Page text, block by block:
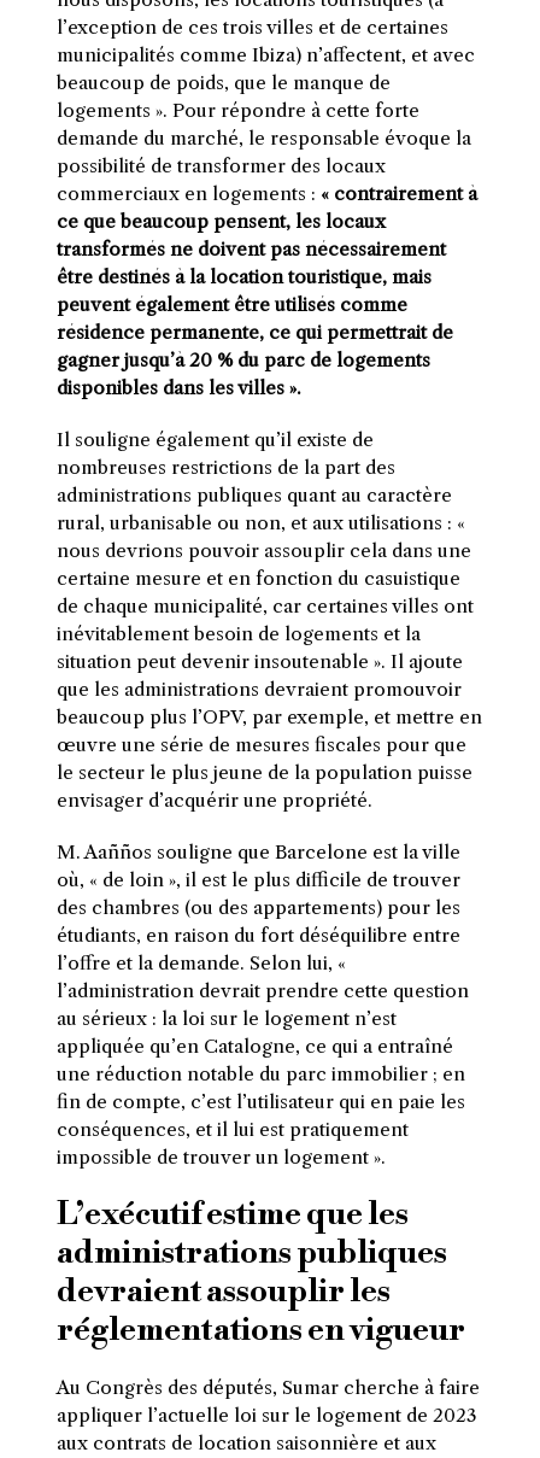
l’exception de ces trois villes et de certaines
municipalités comme Ibiza) n’affectent, et avec
beaucoup de poids, que le manque de
logements ». Pour répondre à cette forte
demande du marché, le responsable évoque la
possibilité de transformer des locaux
commerciaux en logements : « contrairement à
ce que beaucoup pensent, les locaux
transformés ne doivent pas nécessairement
être destinés à la location touristique, mais
peuvent également être utilisés comme
résidence permanente, ce qui permettrait de
gagner jusqu’à 20 % du parc de logements
disponibles dans les villes ».
Il souligne également qu’il existe de
nombreuses restrictions de la part des
administrations publiques quant au caractère
rural, urbanisable ou non, et aux utilisations : «
nous devrions pouvoir assouplir cela dans une
certaine mesure et en fonction du casuistique
de chaque municipalité, car certaines villes ont
inévitablement besoin de logements et la
situation peut devenir insoutenable ». Il ajoute
que les administrations devraient promouvoir
beaucoup plus l’OPV, par exemple, et mettre en
œuvre une série de mesures fiscales pour que
le secteur le plus jeune de la population puisse
envisager d’acquérir une propriété.
M. Aañños souligne que Barcelone est la ville
où, « de loin », il est le plus difficile de trouver
des chambres (ou des appartements) pour les
étudiants, en raison du fort déséquilibre entre
l’offre et la demande. Selon lui, «
l’administration devrait prendre cette question
au sérieux : la loi sur le logement n’est
appliquée qu’en Catalogne, ce qui a entraîné
une réduction notable du parc immobilier ; en
fin de compte, c’est l’utilisateur qui en paie les
conséquences, et il lui est pratiquement
impossible de trouver un logement ».
L’exécutif estime que les
administrations publiques
devraient assouplir les
réglementations en vigueur
Au Congrès des députés, Sumar cherche à faire
appliquer l’actuelle loi sur le logement de 2023
aux contrats de location saisonnière et aux